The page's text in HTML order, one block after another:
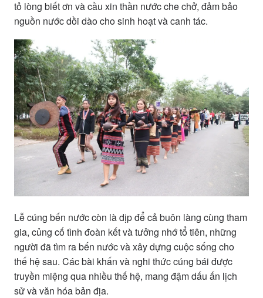
tỏ lòng biết ơn và cầu xin thần nước che chở, đảm bảo
nguồn nước dồi dào cho sinh hoạt và canh tác.
Lễ cúng bến nước còn là dịp để cả buôn làng cùng tham
gia, củng cố tình đoàn kết và tưởng nhớ tổ tiên, những
người đã tìm ra bến nước và xây dựng cuộc sống cho
thế hệ sau. Các bài khấn và nghi thức cúng bái được
truyền miệng qua nhiều thế hệ, mang đậm dấu ấn lịch
sử và văn hóa bản địa.